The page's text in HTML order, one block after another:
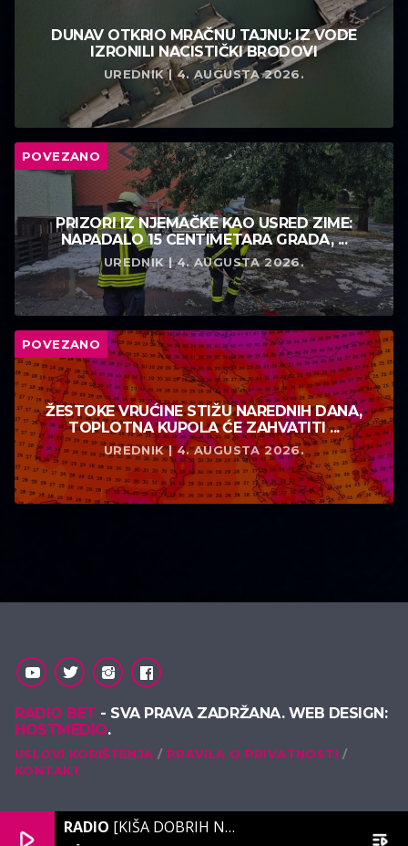
DUNAV OTKRIO MRAČNU TAJNU: IZ VODE
IZRONILI NACISTIČKI BRODOVI
UREDNIK | 4. AUGUSTA 2026.
POVEZANO
PRIZORI IZ NJEMAČKE KAO USRED ZIME:
NAPADALO 15 CENTIMETARA GRADA, ...
UREDNIK | 4. AUGUSTA 2026.
POVEZANO
ŽESTOKE VRUĆINE STIŽU NAREDNIH DANA,
TOPLOTNA KUPOLA ĆE ZAHVATITI ...
UREDNIK | 4. AUGUSTA 2026.
RADIO BET - SVA PRAVA ZADRŽANA. WEB DESIGN:
HOSTMEDIO.
USLOVI KORIŠTENJA
PRAVILA O PRIVATNOSTI
KONTAKT
RADIO [KIŠA DOBRIH NOTA]